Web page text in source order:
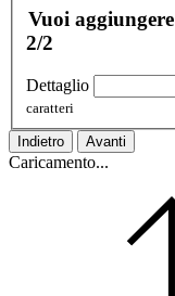
Vuoi
2/2
Dettaglio
caratteri
Indietro Avanti
Caricamento...